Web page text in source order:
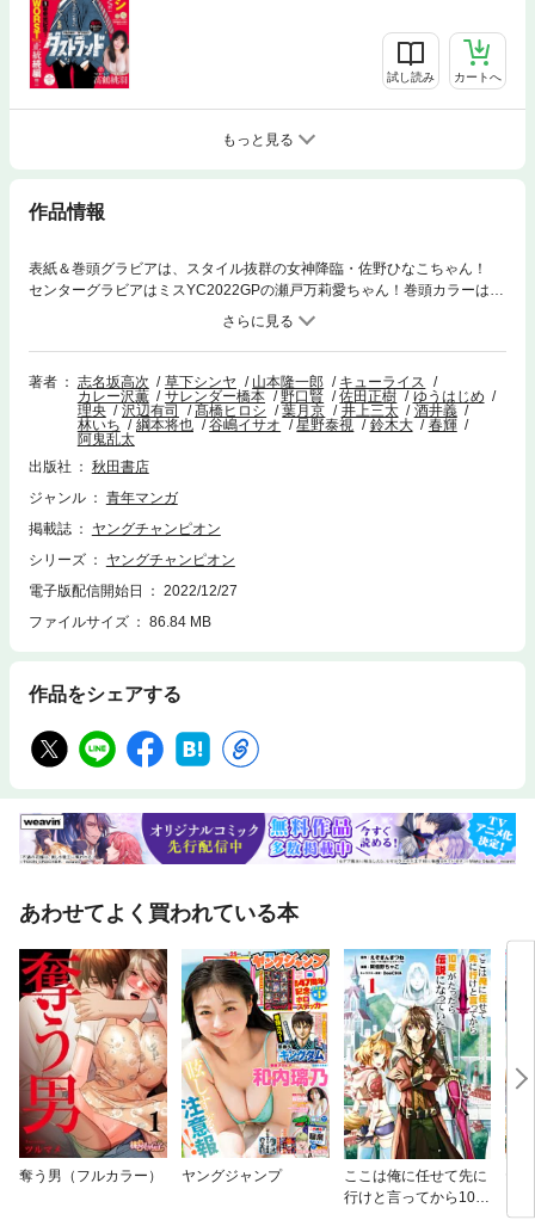
試し読み カートへ
もっと見る
作品情報
表紙＆巻頭グラビアは、スタイル抜群の女神降臨・佐野ひなこちゃん！
センターグラビアはミスYC2022GPの瀬戸万莉愛ちゃん！巻頭カラーはコ
ミックス12巻発売『ジャンク・ランク・ファミリー』！ センターカラー
は最新８巻発売『公道ウルフ』！ ※電子版には付録は含まれておら
ず、プレゼント・アンケート等への応募もできません。また作品のライン
ナップが目次と異なる場合もございます。
著者 志名坂高次 草下シンヤ 山本隆一郎
キューライス
カレー沢薫
サレンダー橋本 野口賢 佐田正樹
ゆうはじめ
理央
沢辺有司 髙橋ヒロシ 葉月京 井上三太
酒井義
林いち
綱本将也 谷嶋イサオ 星野泰視 鈴木大
春輝
阿鬼乱太
出版社
秋田書店
ジャンル
青年マンガ
掲載誌
ヤングチャンピオン
シリーズ
ヤングチャンピオン
電子版配信開始日
2022/12/27
ファイルサイズ
86.84 MB
作品をシェアする
あわせてよく買われている本
奪う男（フルカラー） ヤングジャンプ
ここは俺に任せて先に
行けと言ってから10年